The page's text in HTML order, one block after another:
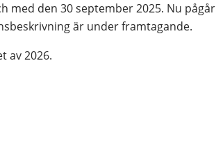
med den 30 september 2025. Nu pågår
är under framtagande.
av 2026.